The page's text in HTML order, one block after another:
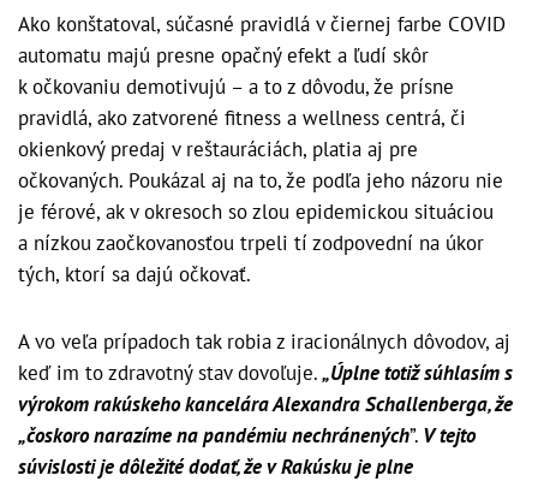
Ako konštatoval, súčasné pravidlá v čiernej farbe COVID
automatu majú presne opačný efekt a ľudí skôr
k očkovaniu demotivujú – a to z dôvodu, že prísne
pravidlá, ako zatvorené fitness a wellness centrá, či
okienkový predaj v reštauráciách, platia aj pre
očkovaných. Poukázal aj na to, že podľa jeho názoru nie
je férové, ak v okresoch so zlou epidemickou situáciou
a nízkou zaočkovanosťou trpeli tí zodpovední na úkor
tých, ktorí sa dajú očkovať.
A vo veľa prípadoch tak robia z iracionálnych dôvodov, aj
keď im to zdravotný stav dovoľuje.„Úplne totiž súhlasím s
výrokom rakúskeho kancelára Alexandra Schallenberga, že
„čoskoro narazíme na pandémiu nechránených”. V tejto
súvislosti je dôležité dodať, že v Rakúsku je plne